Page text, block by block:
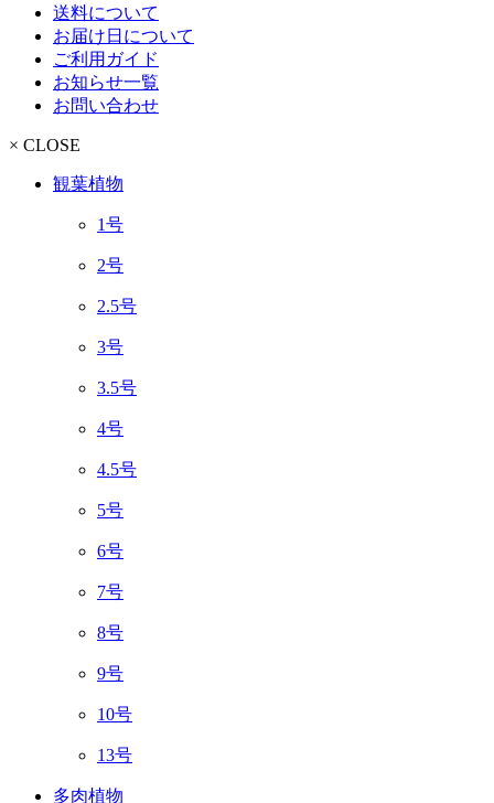
送料について
お届け日について
ご利用ガイド
お知らせ一覧
お問い合わせ
× CLOSE
観葉植物
1号
2号
2.5号
3号
3.5号
4号
4.5号
5号
6号
7号
8号
9号
10号
13号
多肉植物